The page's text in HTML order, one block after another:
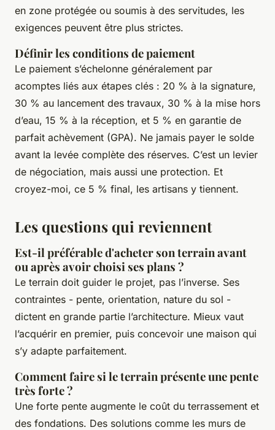
en zone protégée ou soumis à des servitudes, les
exigences peuvent être plus strictes.
Définir les conditions de paiement
Le paiement s’échelonne généralement par
acomptes liés aux étapes clés : 20 % à la signature,
30 % au lancement des travaux, 30 % à la mise hors
d’eau, 15 % à la réception, et 5 % en garantie de
parfait achèvement (GPA). Ne jamais payer le solde
avant la levée complète des réserves. C’est un levier
de négociation, mais aussi une protection. Et
croyez-moi, ce 5 % final, les artisans y tiennent.
Les questions qui reviennent
Est-il préférable d'acheter son terrain avant
ou après avoir choisi ses plans ?
Le terrain doit guider le projet, pas l’inverse. Ses
contraintes - pente, orientation, nature du sol -
dictent en grande partie l’architecture. Mieux vaut
l’acquérir en premier, puis concevoir une maison qui
s’y adapte parfaitement.
Comment faire si le terrain présente une pente
très forte ?
Une forte pente augmente le coût du terrassement et
des fondations. Des solutions comme les murs de